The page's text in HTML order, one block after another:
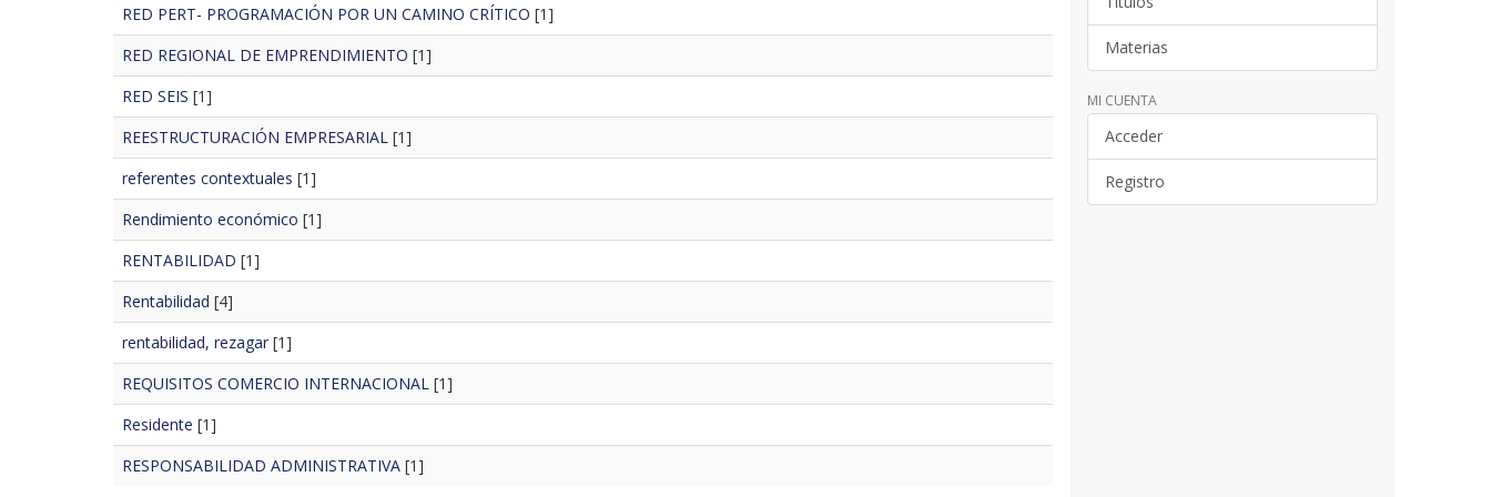
RED PERT- PROGRAMACIÓN POR UN CAMINO CRÍTICO [1]
RED REGIONAL DE EMPRENDIMIENTO [1]
RED SEIS [1]
REESTRUCTURACIÓN EMPRESARIAL [1]
referentes contextuales [1]
Rendimiento económico [1]
RENTABILIDAD [1]
Rentabilidad [4]
rentabilidad, rezagar [1]
REQUISITOS COMERCIO INTERNACIONAL [1]
Residente [1]
RESPONSABILIDAD ADMINISTRATIVA [1]
Materias
MI CUENTA
Acceder
Registro